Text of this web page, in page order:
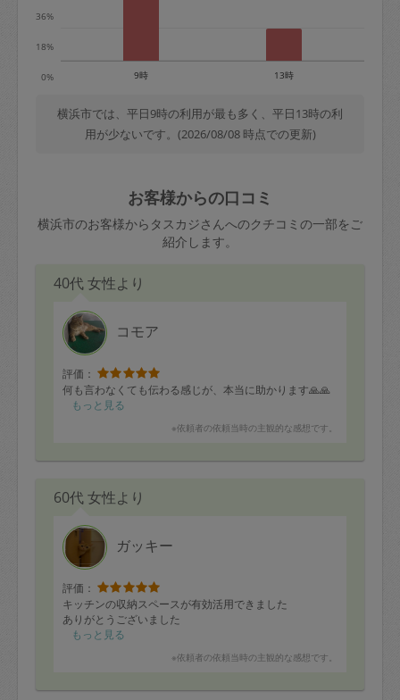
0%
18%
36%
9時 13時
横浜市では、平日9時の利用が最も多く、平日13時の利
用が少ないです。(2026/08/08 時点での更新)
お客様からの口コミ
横浜市のお客様からタスカジさんへのクチコミの一部をご
紹介します。
40代 女性より
コモア
評価：
何も言わなくても伝わる感じが、本当に助かります🙏🙏
もっと見る
※依頼者の依頼当時の主観的な感想です。
60代 女性より
ガッキー
評価：
キッチンの収納スペースが有効活用できました
ありがとうございました
もっと見る
※依頼者の依頼当時の主観的な感想です。